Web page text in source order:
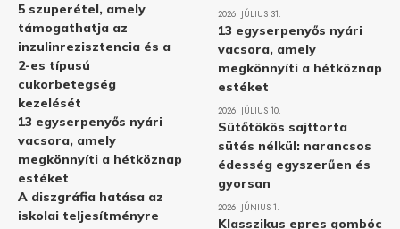
5 szuperétel, amely
támogathatja az
inzulinrezisztencia és a
2-es típusú
cukorbetegség
kezelését
13 egyserpenyős nyári
vacsora, amely
megkönnyíti a hétköznap
estéket
A diszgráfia hatása az
iskolai teljesítményre
2026. JÚLIUS 31.
13 egyserpenyős nyári
vacsora, amely
megkönnyíti a hétköznap
estéket
2026. JÚLIUS 10.
Sütőtökös sajttorta
sütés nélkül: narancsos
édesség egyszerűen és
gyorsan
2026. JÚNIUS 1.
Klasszikus epres gombóc